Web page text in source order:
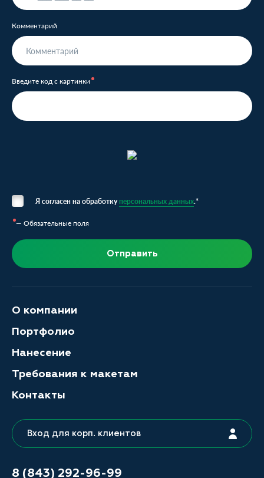
Комментарий
Введите код с картинки
Я согласен на обработкуперсональных данных.*
— Обязательные поля
Отправить
О компании
Портфолио
Нанесение
Требования к макетам
Контакты
Вход для корп. клиентов
8 (843) 292-96-99